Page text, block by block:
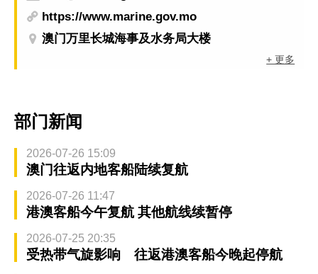
https://www.marine.gov.mo
澳门万里长城海事及水务局大楼
+ 更多
部门新闻
2026-07-26 15:09
澳门往返内地客船陆续复航
2026-07-26 11:47
港澳客船今午复航 其他航线续暂停
2026-07-25 20:35
受热带气旋影响 往返港澳客船今晚起停航